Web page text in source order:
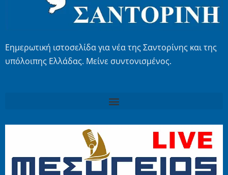
Εημερωτική ιστοσελίδα για νέα της Σαντορίνης και της
υπόλοιπης Ελλάδας. Μείνε συντονισμένος.